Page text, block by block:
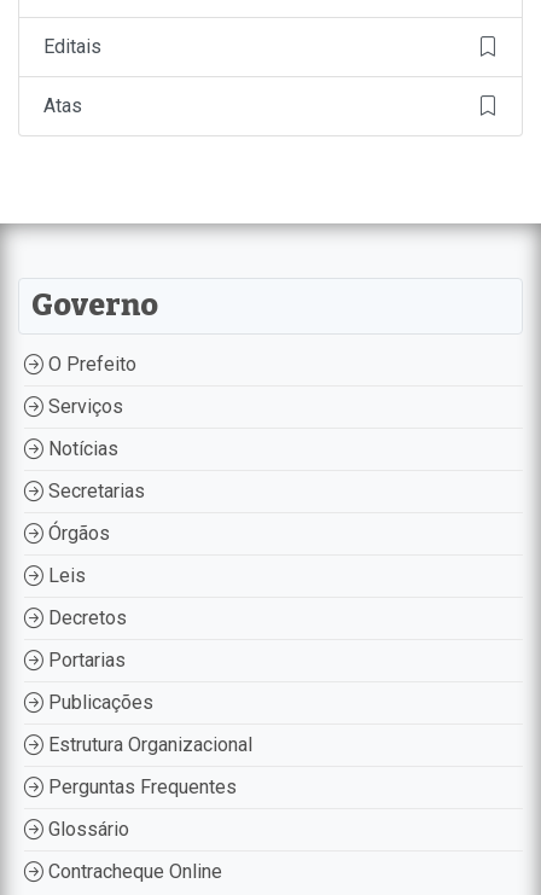
Editais
Atas
Governo
O Prefeito
Serviços
Notícias
Secretarias
Órgãos
Leis
Decretos
Portarias
Publicações
Estrutura Organizacional
Perguntas Frequentes
Glossário
Contracheque Online